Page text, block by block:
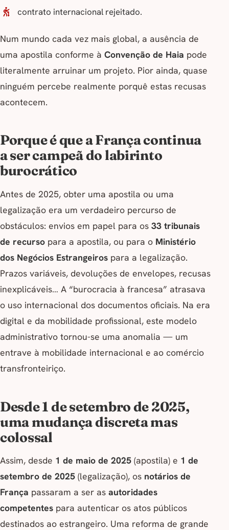
contrato internacional rejeitado.
Num mundo cada vez mais global, a ausência de
uma apostila conforme à Convenção de Haia pode
literalmente arruinar um projeto. Pior ainda, quase
ninguém percebe realmente porquê estas recusas
acontecem.
Porque é que a França continua
a ser campeã do labirinto
burocrático
Antes de 2025, obter uma apostila ou uma
legalização era um verdadeiro percurso de
obstáculos: envios em papel para os 33 tribunais
de recurso para a apostila, ou para o Ministério
dos Negócios Estrangeiros para a legalização.
Prazos variáveis, devoluções de envelopes, recusas
inexplicáveis… A “burocracia à francesa” atrasava
o uso internacional dos documentos oficiais. Na era
digital e da mobilidade profissional, este modelo
administrativo tornou-se uma anomalia — um
entrave à mobilidade internacional e ao comércio
transfronteiriço.
Desde 1 de setembro de 2025,
uma mudança discreta mas
colossal
Assim, desde 1 de maio de 2025 (apostila) e 1 de
setembro de 2025 (legalização), os notários de
França passaram a ser as autoridades
competentes para autenticar os atos públicos
destinados ao estrangeiro. Uma reforma de grande